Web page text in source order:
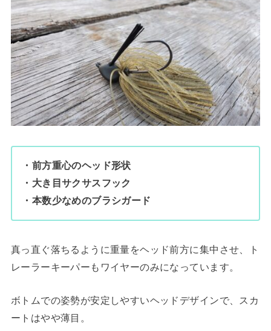
・前方重心のヘッド形状
・大き目サクサスフック
・本数少なめのブラシガード
真っ直ぐ落ちるように重量をヘッド前方に集中させ、ト
レーラーキーパーもワイヤーのみになっています。
ボトムでの姿勢が安定しやすいヘッドデザインで、スカ
ートはやや薄目。